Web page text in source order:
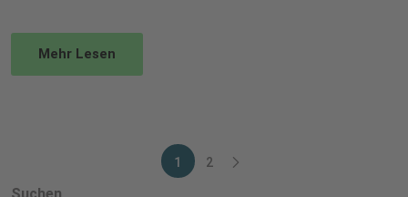
Mehr Lesen
1 2